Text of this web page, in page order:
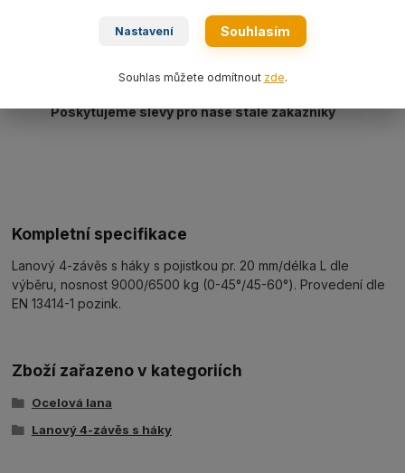
Vlastní výroba, servis a revize včetně vedení
Poskytujeme slevy pro naše stálé zákazníky
Kompletní specifikace
Lanový 4-závěs s háky s pojistkou pr. 20 mm/délka L dle
výběru, nosnost 9000/6500 kg (0-45°/45-60°). Provedení dle
EN 13414-1 pozink.
Zboží zařazeno v kategoriích
Ocelová lana
Lanový 4-závěs s háky
Nastavení Souhlasím
Souhlas můžete odmítnout zde.